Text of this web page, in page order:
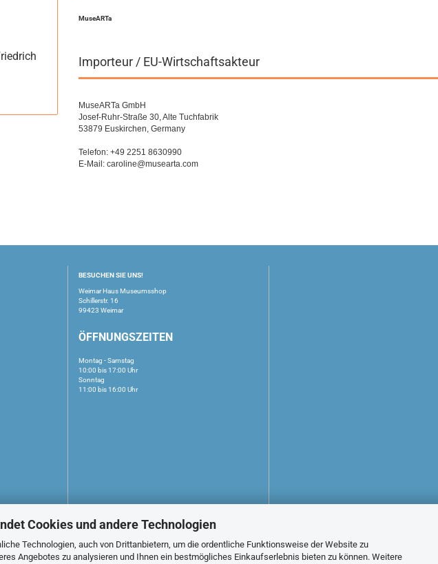
Cookies und andere Technologien
Technologien, auch von Drittanbietern, um die ordentliche Funktionsweise der Website zu
Angebotes zu analysieren und Ihnen ein bestmögliches Einkaufserlebnis bieten zu können. Weitere
MuseARTa
Importeur / EU-Wirtschaftsakteur
MuseARTa GmbH
Josef-Ruhr-Straße 30, Alte Tuchfabrik
53879 Euskirchen, Germany
Telefon: +49 2251 8630990
E-Mail: caroline@musearta.com
BESUCHEN SIE UNS!
Weimar Haus Museumsshop
Schillerstr. 16
99423 Weimar
ÖFFNUNGSZEITEN
Montag - Samstag
10:00 bis 17:00 Uhr
Sonntag
11:00 bis 16:00 Uhr